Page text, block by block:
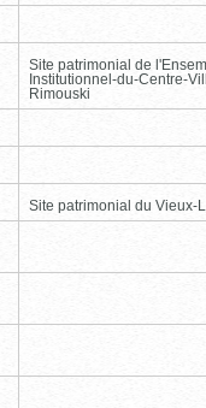
Site patrimonial de
Institutionnel-du-Centre-
Rimouski
Site patrimonial du Vieux-